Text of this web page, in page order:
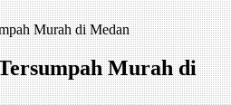
Murah di Medan
Murah di